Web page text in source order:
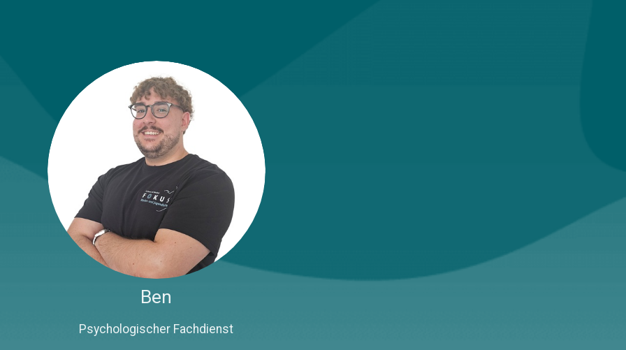
Ben
Psychologischer Fachdienst